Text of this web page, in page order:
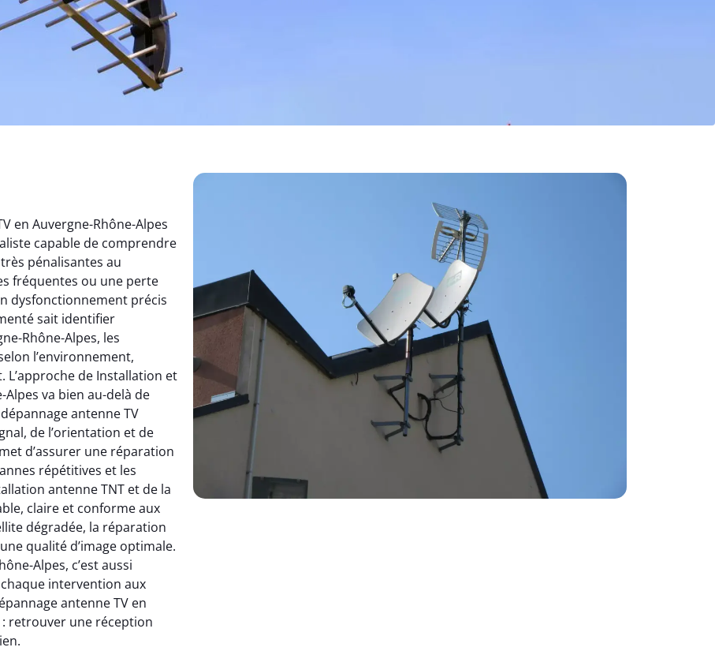
en Auvergne-Rhône-Alpes
capable de comprendre
pénalisantes au
fréquentes ou une perte
dysfonctionnement précis
sait identifier
Rhône-Alpes, les
l’environnement,
L’approche de Installation et
va bien au-delà de
antenne TV
de l’orientation et de
d’assurer une réparation
répétitives et les
antenne TNT et de la
claire et conforme aux
dégradée, la réparation
qualité d’image optimale.
Alpes, c’est aussi
intervention aux
antenne TV en
: retrouver une réception